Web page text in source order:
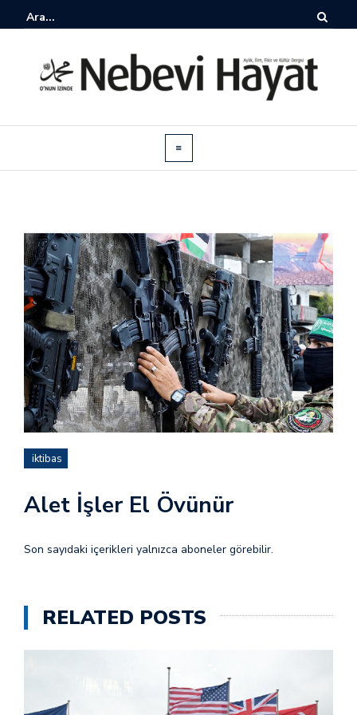
iktibas
Alet İşler El Övünür
Son sayıdaki içerikleri yalnızca aboneler görebilir.
RELATED POSTS